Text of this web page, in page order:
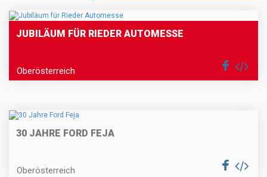
JUBILÄUM FÜR RIEDER AUTOMESSE
Oberösterreich
30 JAHRE FORD FEJA
Oberösterreich